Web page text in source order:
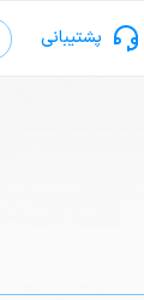
پشتیبانی